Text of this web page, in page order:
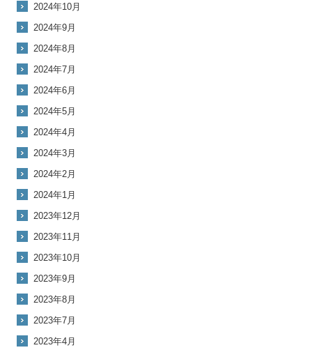
2024年10月
2024年9月
2024年8月
2024年7月
2024年6月
2024年5月
2024年4月
2024年3月
2024年2月
2024年1月
2023年12月
2023年11月
2023年10月
2023年9月
2023年8月
2023年7月
2023年4月